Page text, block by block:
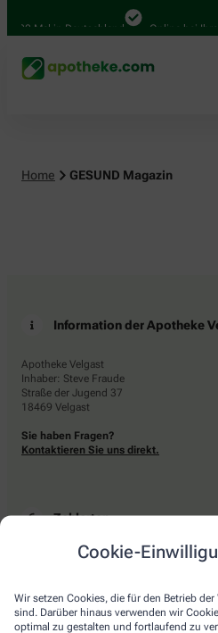
Cookie-
Wir setzen Cookies, die für den Betrieb
sind. Darüber hinaus verwenden wir
optimal zu gestalten und fortlaufend zu
4.000 Mal in Deutschland Online bei
Home GESUND Magazin
Information der Apotheke
Apotheke Velgast
Inhaber: Steve Fraude
Straße der Jugend 37
18469 Velgast
Sie haben Fragen?
Kontaktieren Sie uns direkt.
Zahlarten
Bar oder mit einer anderen akzeptierten
Lieferarten